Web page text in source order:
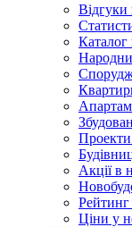
Відгуки
Каталог
Акції в
Рейтинг
Ціни у